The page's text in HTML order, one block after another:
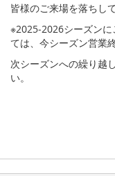
皆様のご来場を落ちし
※2025‐2026シーズン
ては、今シーズン営業
次シーズンへの繰り越
い。